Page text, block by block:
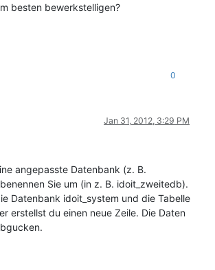
besten bewerkstelligen?
0
Jan 31, 2012, 3:29 PM
angepasste Datenbank (z. B.
Sie um (in z. B. idoit_zweitedb).
Datenbank idoit_system und die Tabelle
erstellst du einen neue Zeile. Die Daten